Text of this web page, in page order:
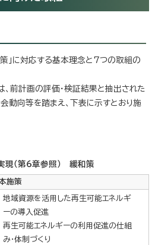
策」に対応する基本理念と7つの取組の
、前計画の評価・検証結果と抽出された
動向等を踏まえ、下表に示すとおり施
現（第6章参照） 緩和策
施策
地域資源を活用した再生可能エネルギ
ーの導入促進
再生可能エネルギーの利用促進の仕組
み・体制づくり